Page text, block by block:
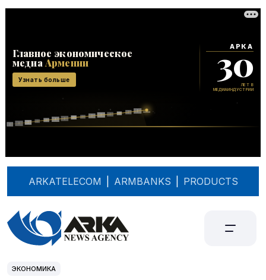
ARKATELECOM ARMBANKS PRODUCTS
ЭКОНОМИКА